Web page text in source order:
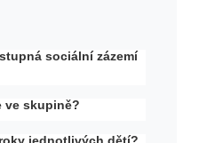
sociální zázemí
ve skupině?
jednotlivých dětí?